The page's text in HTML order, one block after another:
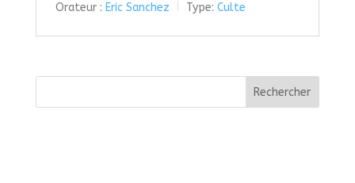
Orateur : Eric Sanchez Type: Culte
Rechercher